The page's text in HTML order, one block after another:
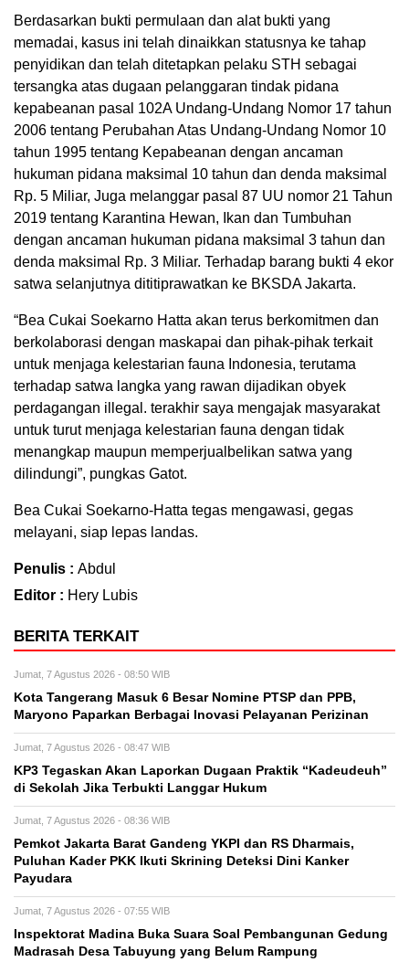
Berdasarkan bukti permulaan dan alat bukti yang
memadai, kasus ini telah dinaikkan statusnya ke tahap
penyidikan dan telah ditetapkan pelaku STH sebagai
tersangka atas dugaan pelanggaran tindak pidana
kepabeanan pasal 102A Undang-Undang Nomor 17 tahun
2006 tentang Perubahan Atas Undang-Undang Nomor 10
tahun 1995 tentang Kepabeanan dengan ancaman
hukuman pidana maksimal 10 tahun dan denda maksimal
Rp. 5 Miliar, Juga melanggar pasal 87 UU nomor 21 Tahun
2019 tentang Karantina Hewan, Ikan dan Tumbuhan
dengan ancaman hukuman pidana maksimal 3 tahun dan
denda maksimal Rp. 3 Miliar. Terhadap barang bukti 4 ekor
satwa selanjutnya dititiprawatkan ke BKSDA Jakarta.
“Bea Cukai Soekarno Hatta akan terus berkomitmen dan
berkolaborasi dengan maskapai dan pihak-pihak terkait
untuk menjaga kelestarian fauna Indonesia, terutama
terhadap satwa langka yang rawan dijadikan obyek
perdagangan illegal. terakhir saya mengajak masyarakat
untuk turut menjaga kelestarian fauna dengan tidak
menangkap maupun memperjualbelikan satwa yang
dilindungi”, pungkas Gatot.
Bea Cukai Soekarno-Hatta tegas mengawasi, gegas
melayani, siap lepas landas.
Penulis : Abdul
Editor : Hery Lubis
BERITA TERKAIT
Jumat, 7 Agustus 2026 - 08:50 WIB
Kota Tangerang Masuk 6 Besar Nomine PTSP dan PPB,
Maryono Paparkan Berbagai Inovasi Pelayanan Perizinan
Jumat, 7 Agustus 2026 - 08:47 WIB
KP3 Tegaskan Akan Laporkan Dugaan Praktik “Kadeudeuh”
di Sekolah Jika Terbukti Langgar Hukum
Jumat, 7 Agustus 2026 - 08:36 WIB
Pemkot Jakarta Barat Gandeng YKPI dan RS Dharmais,
Puluhan Kader PKK Ikuti Skrining Deteksi Dini Kanker
Payudara
Jumat, 7 Agustus 2026 - 07:55 WIB
Inspektorat Madina Buka Suara Soal Pembangunan Gedung
Madrasah Desa Tabuyung yang Belum Rampung